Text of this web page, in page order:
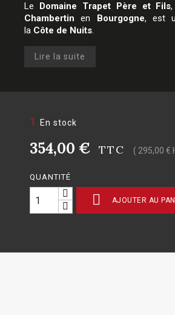
Le Domaine Trapet Père et Fils
Chambertin en Bourgogne, est
la Côte de Nuits.
Lire la suite
1 En stock
354,00 € TTC ( 295,00 €
QUANTITÉ
 AJOUTER AU